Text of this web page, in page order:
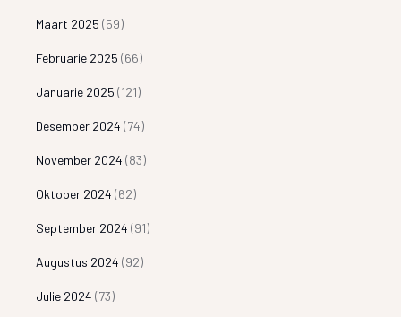
Maart 2025 (59)
Februarie 2025 (66)
Januarie 2025 (121)
Desember 2024 (74)
November 2024 (83)
Oktober 2024 (62)
September 2024 (91)
Augustus 2024 (92)
Julie 2024 (73)